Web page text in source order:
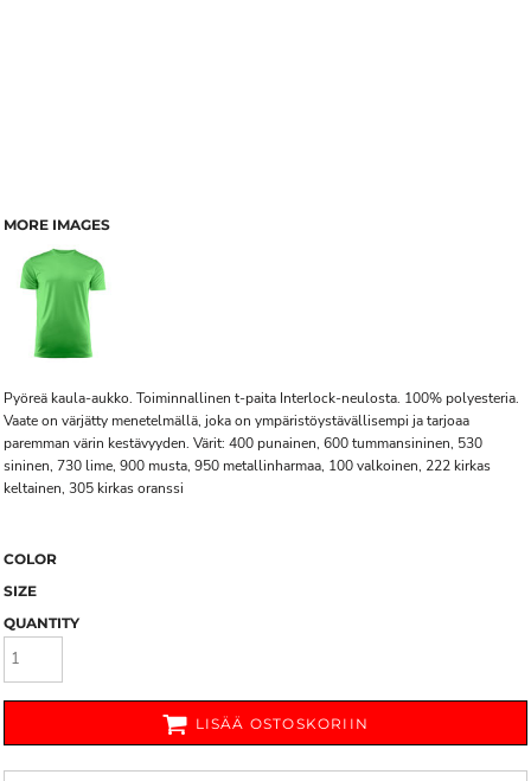
MORE IMAGES
Pyöreä kaula-aukko. Toiminnallinen t-paita Interlock-neulosta. 100% polyesteria.
Vaate on värjätty menetelmällä, joka on ympäristöystävällisempi ja tarjoaa
paremman värin kestävyyden. Värit: 400 punainen, 600 tummansininen, 530
sininen, 730 lime, 900 musta, 950 metallinharmaa, 100 valkoinen, 222 kirkas
keltainen, 305 kirkas oranssi
COLOR
SIZE
QUANTITY
LISÄÄ OSTOSKORIIN